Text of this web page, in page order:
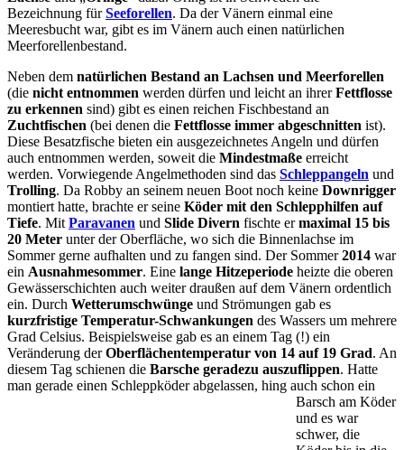
Bezeichnung fürSeeforellen. Da der Vänern einmal eine
Meeresbucht war, gibt es im Vänern auch einen natürlichen
Meerforellenbestand.
Neben dem natürlichen Bestand an Lachsen und Meerforellen
(die nicht entnommen werden dürfen und leicht an ihrerFettflosse
zu erkennen sind) gibt es einen reichen Fischbestand an
Zuchtfischen (bei denen die Fettflosse immer abgeschnitten ist).
Diese Besatzfische bieten ein ausgezeichnetes Angeln und dürfen
auch entnommen werden, soweit die Mindestmaße erreicht
werden. Vorwiegende Angelmethoden sind das Schleppangeln und
Trolling. Da Robby an seinem neuen Boot noch keine Downrigger
montiert hatte, brachte er seine Köder mit den Schlepphilfen auf
Tiefe. Mit Paravanen und Slide Divern fischte ermaximal 15 bis
20 Meter unter der Oberfläche, wo sich die Binnenlachse im
Sommer gerne aufhalten und zu fangen sind. Der Sommer2014 war
ein Ausnahmesommer. Eine lange Hitzeperiode heizte die oberen
Gewässerschichten auch weiter draußen auf dem Vänern ordentlich
ein. Durch Wetterumschwünge und Strömungen gab es
kurzfristige Temperatur-Schwankungen des Wassers um mehrere
Grad Celsius. Beispielsweise gab es an einem Tag (!) ein
Veränderung derOberflächentemperatur von 14 auf 19 Grad. An
diesem Tag schienen die Barsche geradezu auszuflippen. Hatte
man gerade einen Schleppköder abgelassen, hing auch schon ein
Barsch am Köder
und es war
schwer, die